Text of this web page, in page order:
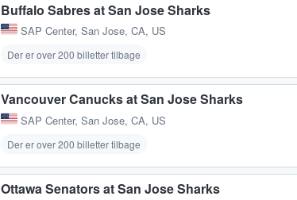
Buffalo Sabres at San Jose Sharks
SAP Center, San Jose, CA, US
Der er over 200 billetter tilbage
Vancouver Canucks at San Jose Sharks
SAP Center, San Jose, CA, US
Der er over 200 billetter tilbage
Ottawa Senators at San Jose Sharks